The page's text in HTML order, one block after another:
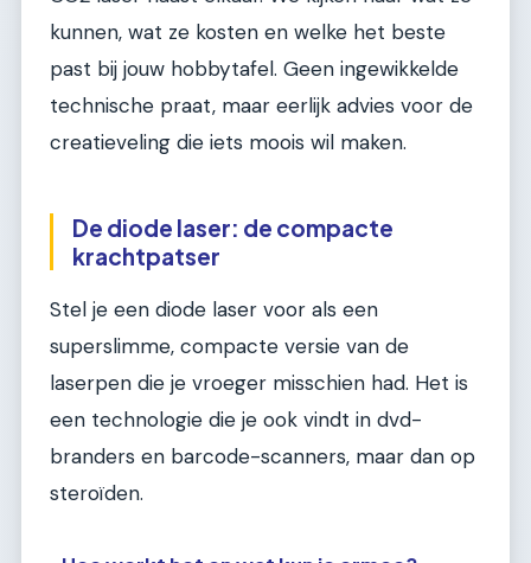
kunnen, wat ze kosten en welke het beste
past bij jouw hobbytafel. Geen ingewikkelde
technische praat, maar eerlijk advies voor de
creatieveling die iets moois wil maken.
De diode laser: de compacte
krachtpatser
Stel je een diode laser voor als een
superslimme, compacte versie van de
laserpen die je vroeger misschien had. Het is
een technologie die je ook vindt in dvd-
branders en barcode-scanners, maar dan op
steroïden.